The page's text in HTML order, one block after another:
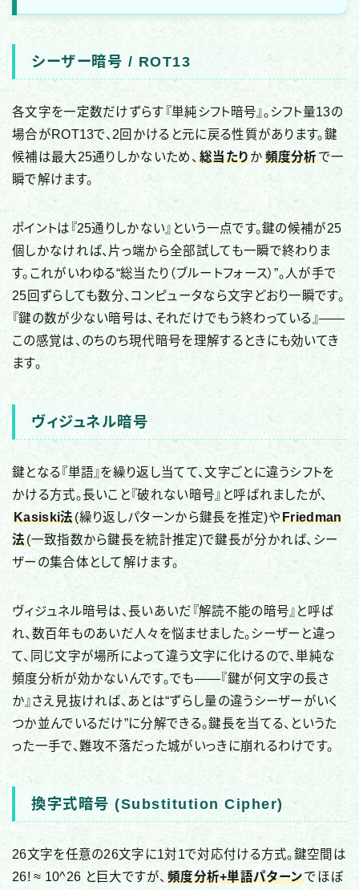
シーザー暗号 / ROT13
各文字を一定数だけずらす『単純シフト暗号』。シフト量13の
場合がROT13で、2回かけると元に戻る性質があります。鍵
候補は最大25通りしかないため、 総当たりか 頻度分析で一
瞬で解けます。
ポイントは『25通りしかない』という一点です。鍵の候補が25
個しかなければ、片っ端から全部試しても一瞬で終わりま
す。これがいわゆる“総当たり（ブルートフォース）”。人が手で
25回ずらしても数分、コンピュータなら文字どおり一瞬です。
『鍵の数が少ない暗号は、それだけでもう終わっている』——
この感覚は、のちのち現代暗号を理解するときにも効いてき
ます。
ヴィジュネル暗号
鍵となる『単語』を繰り返し当てて、文字ごとに違うシフトを
かける方式。長いこと『破れない暗号』と呼ばれましたが、
Kasiski法(繰り返しパターンから鍵長を推定)やFriedman
法(一致指数から鍵長を統計推定)で鍵長が分かれば、シー
ザーの集合体として解けます。
ヴィジュネル暗号は、長いあいだ『解読不能の暗号』と呼ば
れ、数百年ものあいだ人々を悩ませました。シーザーと違っ
て、同じ文字が場所によって違う文字に化けるので、単純な
頻度分析が効かないんです。でも——『鍵が何文字の長さ
か』さえ見抜ければ、あとは“ずらし量の違うシーザーがいく
つか並んでいるだけ”に分解できる。鍵長を当てる、というた
った一手で、難攻不落だった城がいっきに崩れるわけです。
換字式暗号 (Substitution Cipher)
26文字を任意の26文字に1対1で対応付ける方式。鍵空間は
26! ≈ 10^26 と巨大ですが、 頻度分析+単語パターンでほぼ